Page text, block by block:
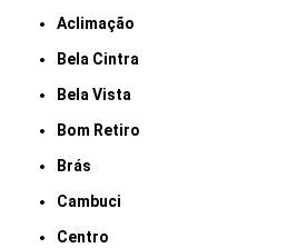
Aclimação
Bela Cintra
Bela Vista
Bom Retiro
Brás
Cambuci
Centro